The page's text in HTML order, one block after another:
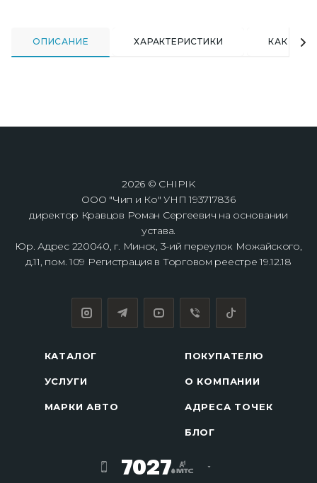
ОПИСАНИЕ ХАРАКТЕРИСТИКИ КАК
2026 © CHIPIK
ООО "Чип и Ко" УНП 193717836
директор Кравцов Роман Сергеевич на основании
устава.
Юр. Адрес 220040, г. Минск, 3-ий переулок Можайского,
д.11, пом. 109 Регистрация в Торговом реестре 19.12.18
КАТАЛОГ
УСЛУГИ
МАРКИ АВТО
ПОКУПАТЕЛЮ
О КОМПАНИИ
АДРЕСА ТОЧЕК
БЛОГ
7027